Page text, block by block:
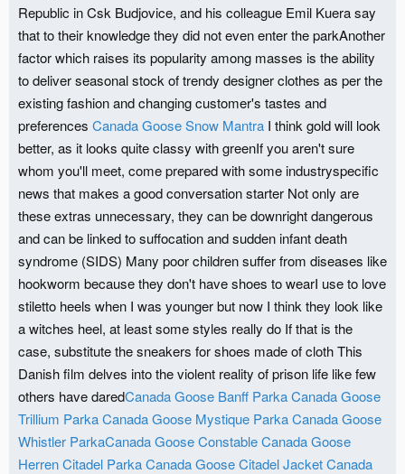
Republic in Csk Budjovice, and his colleague Emil Kuera say
that to their knowledge they did not even enter the parkAnother
factor which raises its popularity among masses is the ability
to deliver seasonal stock of trendy designer clothes as per the
existing fashion and changing customer's tastes and
preferences Canada Goose Snow Mantra I think gold will look
better, as it looks quite classy with greenIf you aren't sure
whom you'll meet, come prepared with some industryspecific
news that makes a good conversation starter Not only are
these extras unnecessary, they can be downright dangerous
and can be linked to suffocation and sudden infant death
syndrome (SIDS) Many poor children suffer from diseases like
hookworm because they don't have shoes to wearI use to love
stiletto heels when I was younger but now I think they look like
a witches heel, at least some styles really do If that is the
case, substitute the sneakers for shoes made of cloth This
Danish film delves into the violent reality of prison life like few
others have daredCanada Goose Banff ParkaCanada Goose
Trillium ParkaCanada Goose Mystique ParkaCanada Goose
Whistler ParkaCanada Goose ConstableCanada Goose
Herren Citadel ParkaCanada Goose Citadel JacketCanada